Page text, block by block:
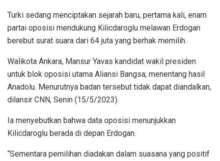
Turki sedang menciptakan sejarah baru, pertama kali, enam
partai oposisi mendukung Kilicdaroglu melawan Erdogan
berebut surat suara dari 64 juta yang berhak memilih.
Walikota Ankara, Mansur Yavas kandidat wakil presiden
untuk blok oposisi utama Aliansi Bangsa, menentang hasil
Anadolu. Menurutnya badan tersebut tidak dapat diandalkan,
dilansir CNN, Senin (15/5/2023).
Ia menyebutkan bahwa data oposisi menunjukkan
Kilicdaroglu berada di depan Erdogan.
“Sementara pemilihan diadakan dalam suasana yang positif